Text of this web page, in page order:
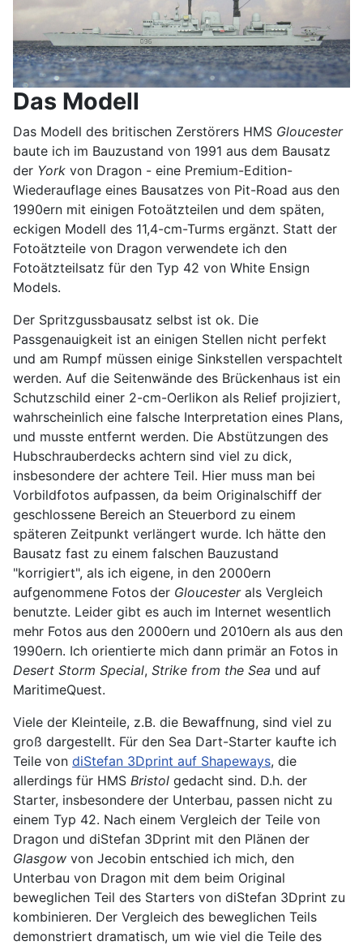
Das Modell
Das Modell des britischen Zerstörers HMS Gloucester
baute ich im Bauzustand von 1991 aus dem Bausatz
der York von Dragon - eine Premium-Edition-
Wiederauflage eines Bausatzes von Pit-Road aus den
1990ern mit einigen Fotoätzteilen und dem späten,
eckigen Modell des 11,4-cm-Turms ergänzt. Statt der
Fotoätzteile von Dragon verwendete ich den
Fotoätzteilsatz für den Typ 42 von White Ensign
Models.
Der Spritzgussbausatz selbst ist ok. Die
Passgenauigkeit ist an einigen Stellen nicht perfekt
und am Rumpf müssen einige Sinkstellen verspachtelt
werden. Auf die Seitenwände des Brückenhaus ist ein
Schutzschild einer 2-cm-Oerlikon als Relief projiziert,
wahrscheinlich eine falsche Interpretation eines Plans,
und musste entfernt werden. Die Abstützungen des
Hubschrauberdecks achtern sind viel zu dick,
insbesondere der achtere Teil. Hier muss man bei
Vorbildfotos aufpassen, da beim Originalschiff der
geschlossene Bereich an Steuerbord zu einem
späteren Zeitpunkt verlängert wurde. Ich hätte den
Bausatz fast zu einem falschen Bauzustand
"korrigiert", als ich eigene, in den 2000ern
aufgenommene Fotos der Gloucesterals Vergleich
benutzte. Leider gibt es auch im Internet wesentlich
mehr Fotos aus den 2000ern und 2010ern als aus den
1990ern. Ich orientierte mich dann primär an Fotos in
Desert Storm Special, Strike from the Sea und auf
MaritimeQuest.
Viele der Kleinteile, z.B. die Bewaffnung, sind viel zu
groß dargestellt. Für den Sea Dart-Starter kaufte ich
Teile von diStefan 3Dprint auf Shapeways, die
allerdings für HMS Bristol gedacht sind. D.h. der
Starter, insbesondere der Unterbau, passen nicht zu
einem Typ 42. Nach einem Vergleich der Teile von
Dragon und diStefan 3Dprint mit den Plänen der
Glasgow von Jecobin entschied ich mich, den
Unterbau von Dragon mit dem beim Original
beweglichen Teil des Starters von diStefan 3Dprint zu
kombinieren. Der Vergleich des beweglichen Teils
demonstriert dramatisch, um wie viel die Teile des